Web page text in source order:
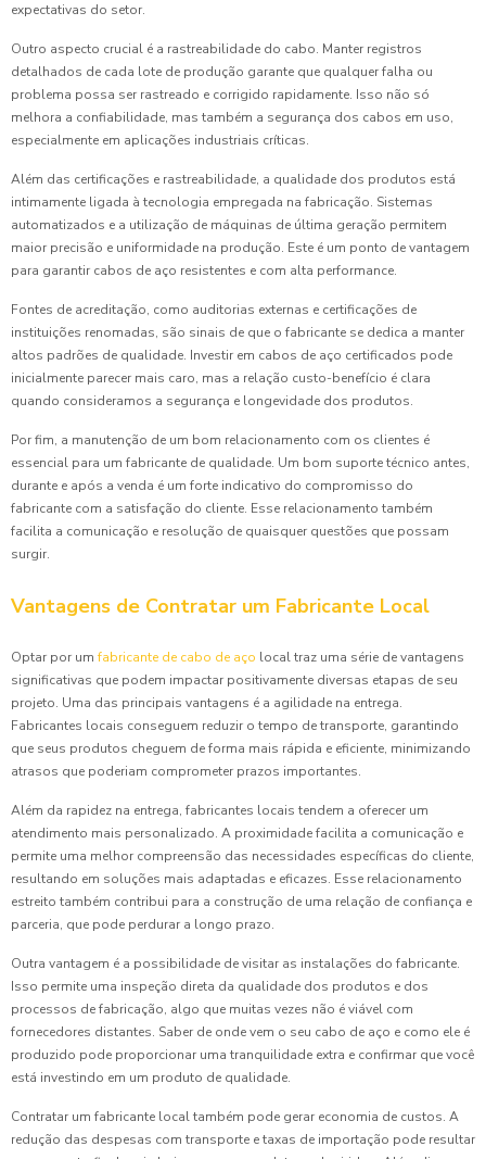
expectativas do setor.
Outro aspecto crucial é a rastreabilidade do cabo. Manter registros
detalhados de cada lote de produção garante que qualquer falha ou
problema possa ser rastreado e corrigido rapidamente. Isso não só
melhora a confiabilidade, mas também a segurança dos cabos em uso,
especialmente em aplicações industriais críticas.
Além das certificações e rastreabilidade, a qualidade dos produtos está
intimamente ligada à tecnologia empregada na fabricação. Sistemas
automatizados e a utilização de máquinas de última geração permitem
maior precisão e uniformidade na produção. Este é um ponto de vantagem
para garantir cabos de aço resistentes e com alta performance.
Fontes de acreditação, como auditorias externas e certificações de
instituições renomadas, são sinais de que o fabricante se dedica a manter
altos padrões de qualidade. Investir em cabos de aço certificados pode
inicialmente parecer mais caro, mas a relação custo-benefício é clara
quando consideramos a segurança e longevidade dos produtos.
Por fim, a manutenção de um bom relacionamento com os clientes é
essencial para um fabricante de qualidade. Um bom suporte técnico antes,
durante e após a venda é um forte indicativo do compromisso do
fabricante com a satisfação do cliente. Esse relacionamento também
facilita a comunicação e resolução de quaisquer questões que possam
surgir.
Vantagens de Contratar um Fabricante Local
Optar por um fabricante de cabo de aço local traz uma série de vantagens
significativas que podem impactar positivamente diversas etapas de seu
projeto. Uma das principais vantagens é a agilidade na entrega.
Fabricantes locais conseguem reduzir o tempo de transporte, garantindo
que seus produtos cheguem de forma mais rápida e eficiente, minimizando
atrasos que poderiam comprometer prazos importantes.
Além da rapidez na entrega, fabricantes locais tendem a oferecer um
atendimento mais personalizado. A proximidade facilita a comunicação e
permite uma melhor compreensão das necessidades específicas do cliente,
resultando em soluções mais adaptadas e eficazes. Esse relacionamento
estreito também contribui para a construção de uma relação de confiança e
parceria, que pode perdurar a longo prazo.
Outra vantagem é a possibilidade de visitar as instalações do fabricante.
Isso permite uma inspeção direta da qualidade dos produtos e dos
processos de fabricação, algo que muitas vezes não é viável com
fornecedores distantes. Saber de onde vem o seu cabo de aço e como ele é
produzido pode proporcionar uma tranquilidade extra e confirmar que você
está investindo em um produto de qualidade.
Contratar um fabricante local também pode gerar economia de custos. A
redução das despesas com transporte e taxas de importação pode resultar